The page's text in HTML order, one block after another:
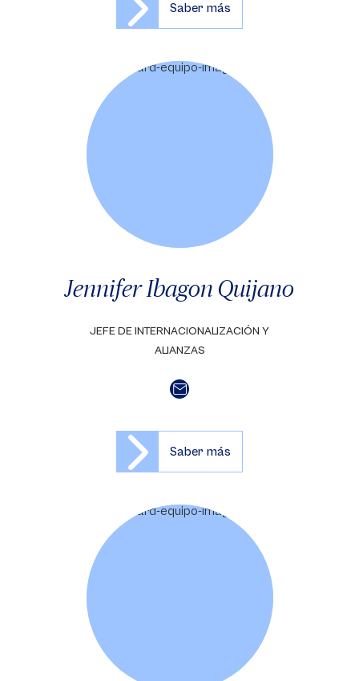
Saber más
Jennifer Ibagon Quijano
JEFE DE INTERNACIONALIZACIÓN Y
ALIANZAS
Saber más